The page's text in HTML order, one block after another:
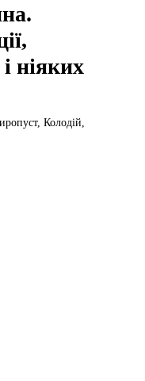
ніяких
Колодій,